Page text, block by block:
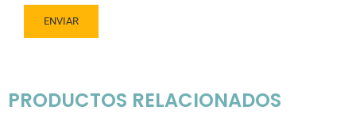
PRODUCTOS RELACIONADOS